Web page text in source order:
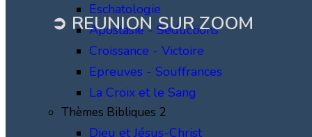
Eschatologie
Apostasie - Séductions
Croissance - Victoire
Epreuves - Souffrances
La Croix et le Sang
Thèmes Bibliques 2
Dieu et Jésus-Christ
➲ REUNION SUR ZOOM